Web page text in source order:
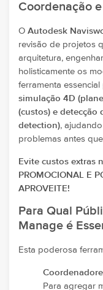
Coordenação
O Autodesk
revisão de projetos
arquitetura,
holisticamente os
ferramenta essencial
simulação 4D
(custos) e detecção
detection),
problemas antes
Evite custos extras
PROMOCIONAL E
APROVEITE!
Para Qual
Manage é
Esta poderosa
Para agregar